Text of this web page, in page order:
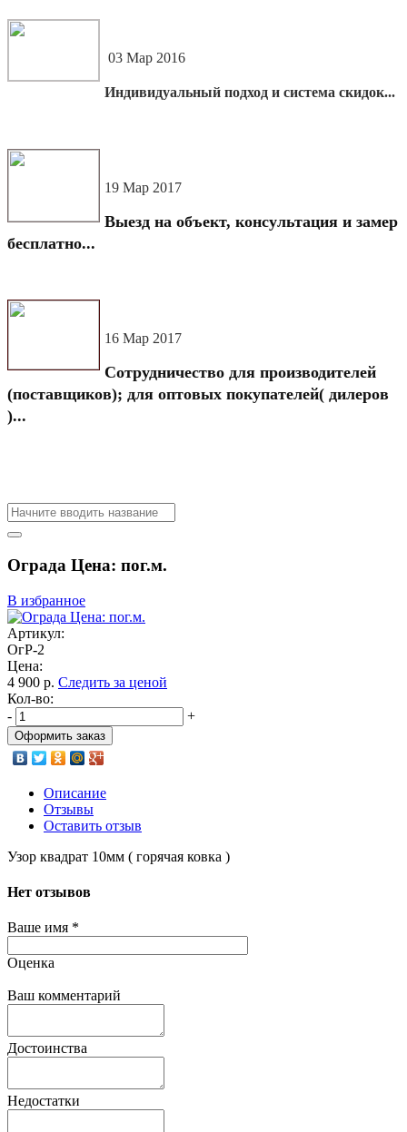
03 Мар 2016
Индивидуальный подход и система скидок...
19 Мар 2017
Выезд на объект, консультация и замер
бесплатно...
16 Мар 2017
Сотрудничество для производителей
(поставщиков); для оптовых покупателей( дилеров
)...
Ограда Цена: пог.м.
В избранное
Артикул:
ОгР-2
Цена:
4 900 р. Следить за ценой
Кол-во:
-
+
Оформить заказ
Описание
Отзывы
Оставить отзыв
Узор квадрат 10мм ( горячая ковка )
Нет отзывов
Ваше имя *
Оценка
Ваш комментарий
Достоинства
Недостатки